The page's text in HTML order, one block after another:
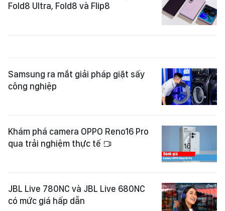
Fold8 Ultra, Fold8 và Flip8
Samsung ra mắt giải pháp giặt sấy
công nghiệp
Khám phá camera OPPO Reno16 Pro
qua trải nghiệm thực tế
JBL Live 780NC và JBL Live 680NC
có mức giá hấp dẫn